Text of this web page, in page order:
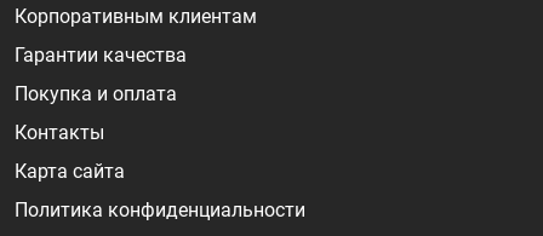
Корпоративным клиентам
Гарантии качества
Покупка и оплата
Контакты
Карта сайта
Политика конфиденциальности